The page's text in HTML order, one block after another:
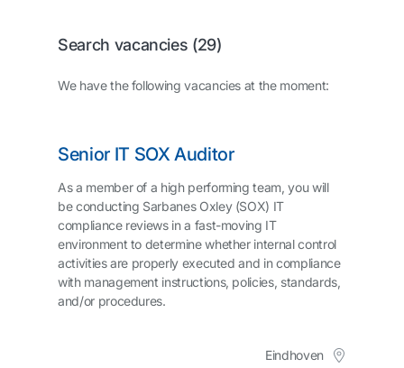
Search vacancies (29)
We have the following vacancies at the moment:
Senior IT SOX Auditor
As a member of a high performing team, you will
be conducting Sarbanes Oxley (SOX) IT
compliance reviews in a fast-moving IT
environment to determine whether internal control
activities are properly executed and in compliance
with management instructions, policies, standards,
and/or procedures.
Eindhoven